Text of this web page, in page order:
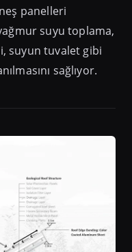
panelleri
suyu toplama,
suyun tuvalet gibi
sağlıyor.